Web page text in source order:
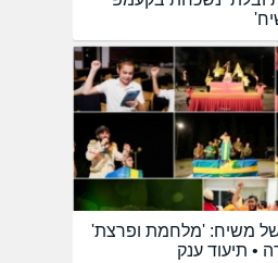
משיח: 'מלחמת ופרצת'
• תיעוד ענק